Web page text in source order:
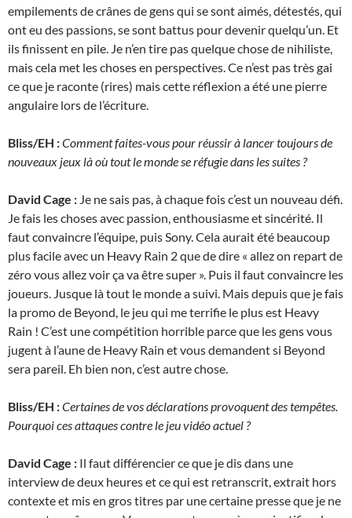
empilements de crânes de gens qui se sont aimés, détestés, qui
ont eu des passions, se sont battus pour devenir quelqu’un. Et
ils finissent en pile. Je n’en tire pas quelque chose de nihiliste,
mais cela met les choses en perspectives. Ce n’est pas très gai
ce que je raconte (rires) mais cette réflexion a été une pierre
angulaire lors de l’écriture.
Bliss/EH :Comment faites-vous pour réussir à lancer toujours de
nouveaux jeux là où tout le monde se réfugie dans les suites ?
David Cage : Je ne sais pas, à chaque fois c’est un nouveau défi.
Je fais les choses avec passion, enthousiasme et sincérité. Il
faut convaincre l’équipe, puis Sony. Cela aurait été beaucoup
plus facile avec un Heavy Rain 2 que de dire « allez on repart de
zéro vous allez voir ça va être super ». Puis il faut convaincre les
joueurs. Jusque là tout le monde a suivi. Mais depuis que je fais
la promo de Beyond, le jeu qui me terrifie le plus est Heavy
Rain ! C’est une compétition horrible parce que les gens vous
jugent à l’aune de Heavy Rain et vous demandent si Beyond
sera pareil. Eh bien non, c’est autre chose.
Bliss/EH :Certaines de vos déclarations provoquent des tempêtes.
Pourquoi ces attaques contre le jeu vidéo actuel ?
David Cage : Il faut différencier ce que je dis dans une
interview de deux heures et ce qui est retranscrit, extrait hors
contexte et mis en gros titres par une certaine presse que je ne